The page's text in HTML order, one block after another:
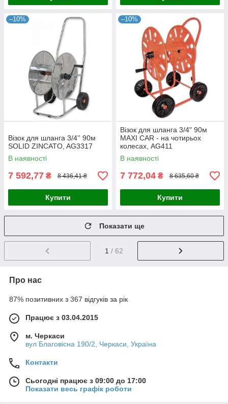
–10%
Візок для шланга 3/4'' 90м
SOLID ZINCATO, AG3317
В наявності
7 592,77 ₴ 8 436,41 ₴
Купити
–10%
Візок для шланга 3/4" 90м
MAXI CAR - на чотирьох
колесах, AG411
В наявності
7 772,04 ₴ 8 635,60 ₴
Купити
Показати ще
1 / 62
Про нас
87% позитивних з 367 відгуків за рік
Працює з 03.04.2015
м. Черкаси
вул Благовісна 190/2, Черкаси, Україна
Контакти
Сьогодні працює з 09:00 до 17:00
Показати весь графік роботи